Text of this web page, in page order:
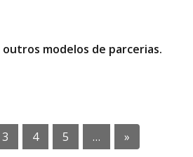
modelos de parcerias.
3 4 5 … »